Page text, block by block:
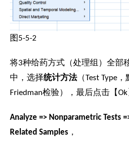
图5-5-2
将3种给药方式（处理组）全部
中，选择统计方法（Test Type
Friedman检验），最后点击【
Analyze => Nonparametric Tests
Related Samples ，